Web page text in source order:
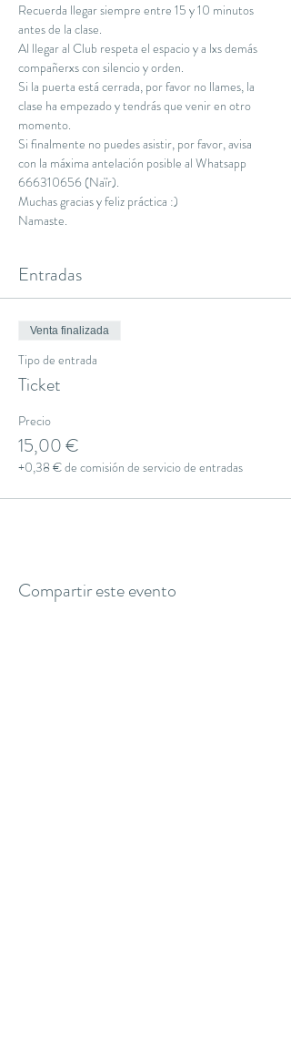
Recuerda llegar siempre entre 15 y 10 minutos
antes de la clase.
Al llegar al Club respeta el espacio y a lxs demás
compañerxs con silencio y orden.
Si la puerta está cerrada, por favor no llames, la
clase ha empezado y tendrás que venir en otro
momento.
Si finalmente no puedes asistir, por favor, avisa
con la máxima antelación posible al Whatsapp
666310656 (Naïr).
Muchas gracias y feliz práctica :)
Namaste.
Entradas
Venta finalizada
Tipo de entrada
Ticket
Precio
15,00 €
+0,38 € de comisión de servicio de entradas
Compartir este evento